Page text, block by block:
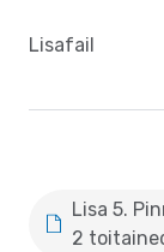
Lisafail
Lisa 5.
2